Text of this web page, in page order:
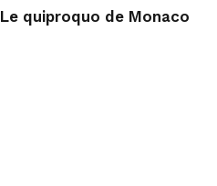
Le quiproquo de Monaco